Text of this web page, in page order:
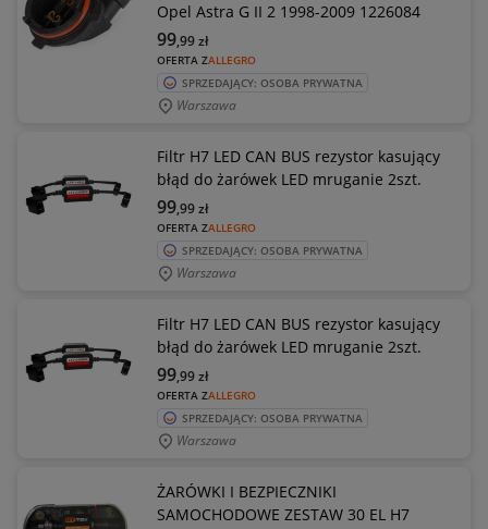
Opel Astra G II 2 1998-2009 1226084
OFERTA ZALLEGRO
99,99zł
SPRZEDAJĄCY: OSOBA PRYWATNA
Warszawa
Filtr H7 LED CAN BUS rezystor kasujący
błąd do żarówek LED mruganie 2szt.
OFERTA ZALLEGRO
99,99zł
SPRZEDAJĄCY: OSOBA PRYWATNA
Warszawa
Filtr H7 LED CAN BUS rezystor kasujący
błąd do żarówek LED mruganie 2szt.
OFERTA ZALLEGRO
99,99zł
SPRZEDAJĄCY: OSOBA PRYWATNA
Warszawa
ŻARÓWKI I BEZPIECZNIKI
SAMOCHODOWE ZESTAW 30 EL H7